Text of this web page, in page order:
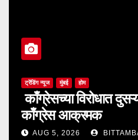
ट्रेंडिंग न्यूज मुंबई होम
काँग्रेसच्या विरोधात
काँग्रेस आक्रमक
AUG 5, 2026